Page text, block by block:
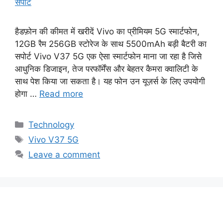
हैडफ़ोन की कीमत में खरीदें Vivo का प्रीमियम 5G स्मार्टफोन,
12GB रैम 256GB स्टोरेज के साथ 5500mAh बड़ी बैटरी का
सपोर्ट Vivo V37 5G एक ऐसा स्मार्टफोन माना जा रहा है जिसे
आधुनिक डिजाइन, तेज परफॉर्मेंस और बेहतर कैमरा क्वालिटी के
साथ पेश किया जा सकता है। यह फोन उन यूज़र्स के लिए उपयोगी
होगा … Read more
Categories
Technology
Tags
Vivo V37 5G
Leave a comment